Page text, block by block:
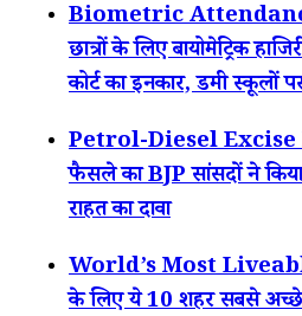
Biometric
छात्रों के लिए बायोमेट्रिक
कोर्ट का इनकार, डमी स्कूलों
Petrol-Diesel Excise
फैसले का BJP सांसदों ने
राहत का दावा
World’s Most
के लिए ये 10 शहर सबसे